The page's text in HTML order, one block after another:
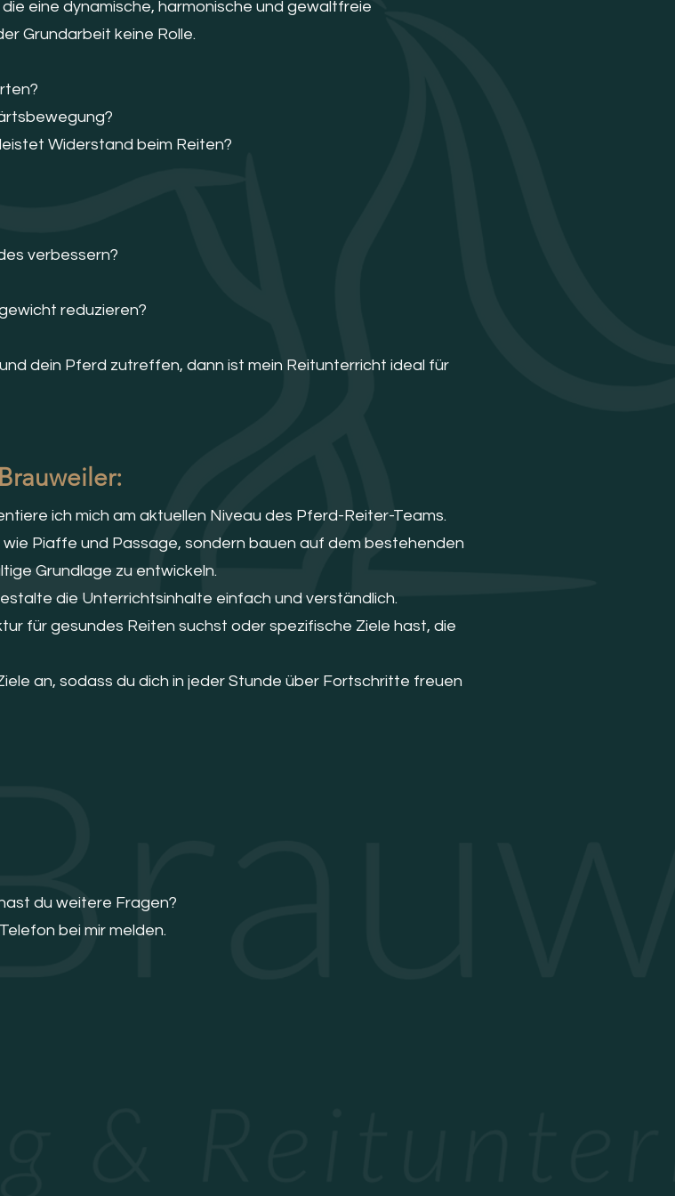
eine dynamische, harmonische und gewaltfreie
Grundarbeit keine Rolle.
Widerstand beim Reiten?
verbessern?
reduzieren?
dein Pferd zutreffen, dann ist mein Reitunterricht ideal für
ich mich am aktuellen Niveau des Pferd-Reiter-Teams.
Piaffe und Passage, sondern bauen auf dem bestehenden
Grundlage zu entwickeln.
die Unterrichtsinhalte einfach und verständlich.
für gesundes Reiten suchst oder spezifische Ziele hast, die
an, sodass du dich in jeder Stunde über Fortschritte freuen
du weitere Fragen?
bei mir melden.